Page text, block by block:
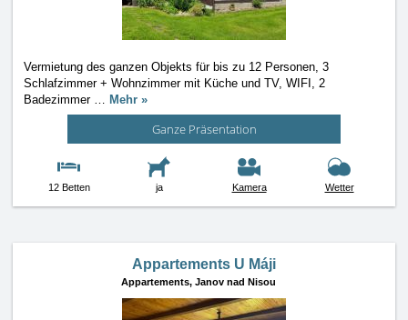
Vermietung des ganzen Objekts für bis zu 12 Personen, 3
Schlafzimmer + Wohnzimmer mit Küche und TV, WIFI, 2
Badezimmer … Mehr »
Ganze Präsentation
12 Betten ja Kamera Wetter
Appartements U Máji
Appartements, Janov nad Nisou